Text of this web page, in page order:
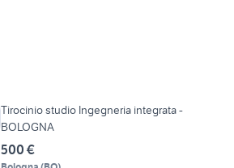
Tirocinio studio Ingegneria integrata -
BOLOGNA
500 €